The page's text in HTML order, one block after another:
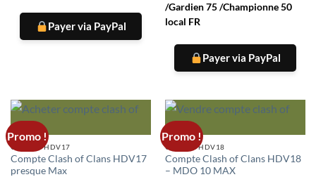
Payer via PayPal
/Gardien 75 /Championne 50
local FR
Payer via PayPal
Promo !
COMPTE HDV17
Compte Clash of Clans HDV17
presque Max
Promo !
COMPTE HDV18
Compte Clash of Clans HDV18
– MDO 10 MAX